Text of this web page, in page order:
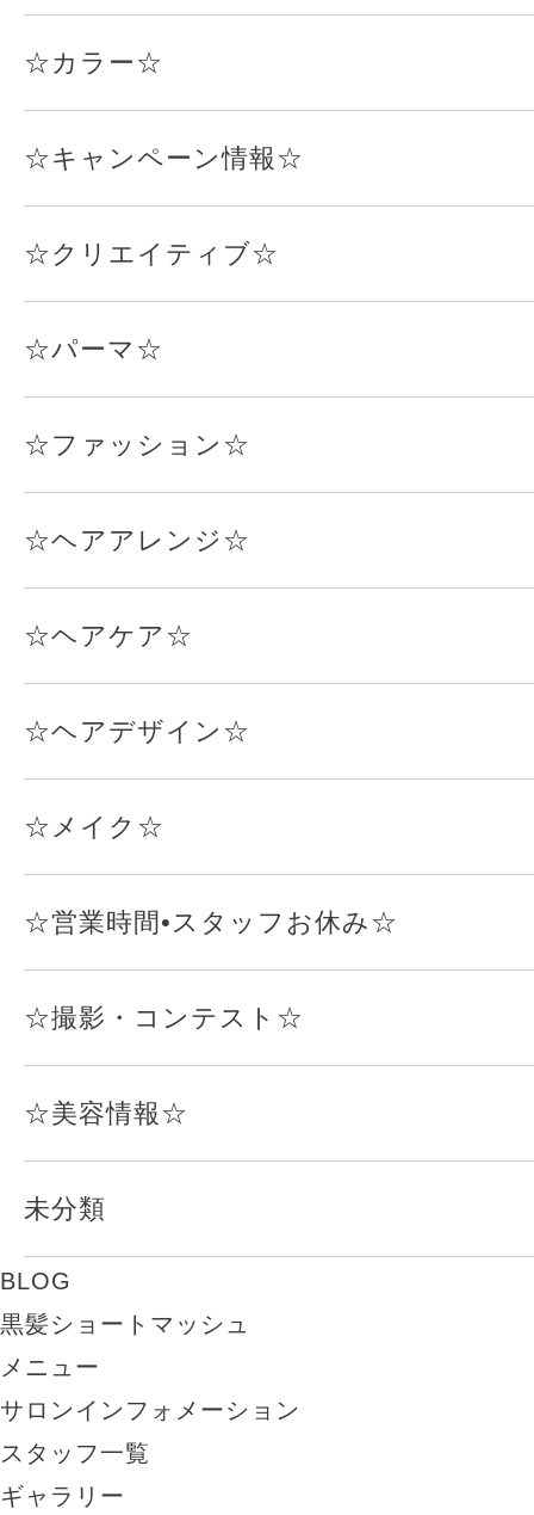
☆カラー☆
☆キャンペーン情報☆
☆クリエイティブ☆
☆パーマ☆
☆ファッション☆
☆ヘアアレンジ☆
☆ヘアケア☆
☆ヘアデザイン☆
☆メイク☆
☆営業時間•スタッフお休み☆
☆撮影・コンテスト☆
☆美容情報☆
未分類
BLOG
黒髪ショートマッシュ
メニュー
サロンインフォメーション
スタッフ一覧
ギャラリー